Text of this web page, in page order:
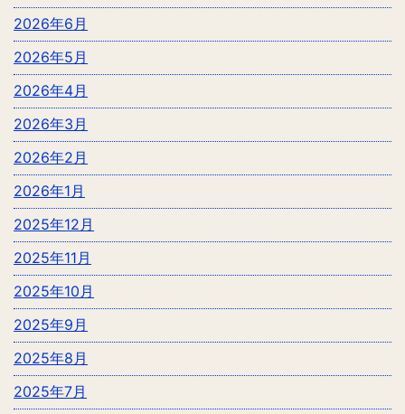
2026年6月
2026年5月
2026年4月
2026年3月
2026年2月
2026年1月
2025年12月
2025年11月
2025年10月
2025年9月
2025年8月
2025年7月